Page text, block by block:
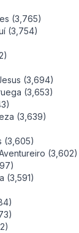
(3,765)
(3,754)
(3,694)
(3,653)
(3,639)
(3,605)
(3,602)
(3,591)